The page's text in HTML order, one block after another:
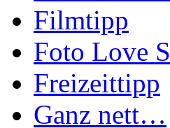
Filmtipp
Foto Love
Freizeittipp
Ganz nett…